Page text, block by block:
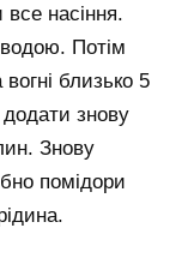
все насіння.
Потім
близько 5
знову
Знову
помідори